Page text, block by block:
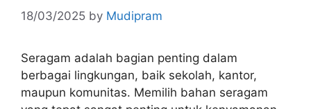
18/03/2025 by Mudipram
Seragam adalah bagian penting dalam
berbagai lingkungan, baik sekolah, kantor,
maupun komunitas. Memilih bahan seragam